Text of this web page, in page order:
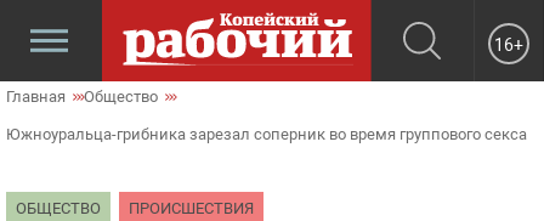
16+
Главная Общество
Южноуральца-грибника зарезал соперник во время группового секса
ОБЩЕСТВО ПРОИСШЕСТВИЯ